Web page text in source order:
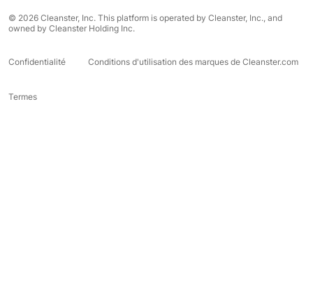
© 2026 Cleanster, Inc. This platform is operated by Cleanster, Inc., and
owned by Cleanster Holding Inc.
Confidentialité Conditions d'utilisation des marques de Cleanster.com
Termes